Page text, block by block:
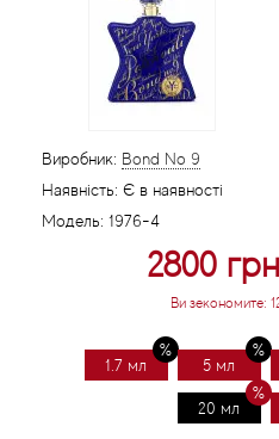
Виробник: Bond No 9
Наявність: Є в наявності
Модель: 1976-4
2800
Ви зекономите:
1.7 мл 5 мл
20 мл